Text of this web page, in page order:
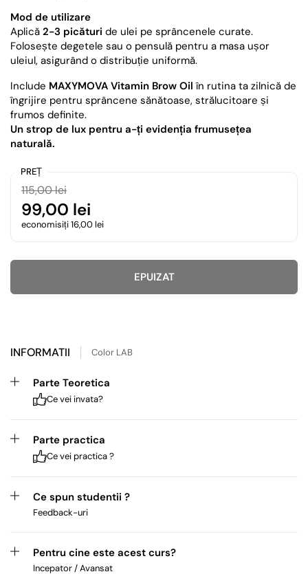
Mod de utilizare
Aplică 2-3 picături de ulei pe sprâncenele curate.
Folosește degetele sau o pensulă pentru a masa ușor
uleiul, asigurând o distribuție uniformă.
Include MAXYMOVA Vitamin Brow Oil în rutina ta zilnică de
îngrijire pentru sprâncene sănătoase, strălucitoare și
frumos definite.
Un strop de lux pentru a-ți evidenția frumusețea
naturală.
PREȚ
99,00 lei
115,00 lei
economisiți 16,00 lei
EPUIZAT
INFORMATII Color LAB
Parte Teoretica
Ce vei invata?
Parte practica
Ce vei practica ?
Ce spun studentii ?
Feedback-uri
Pentru cine este acest curs?
Incepator / Avansat